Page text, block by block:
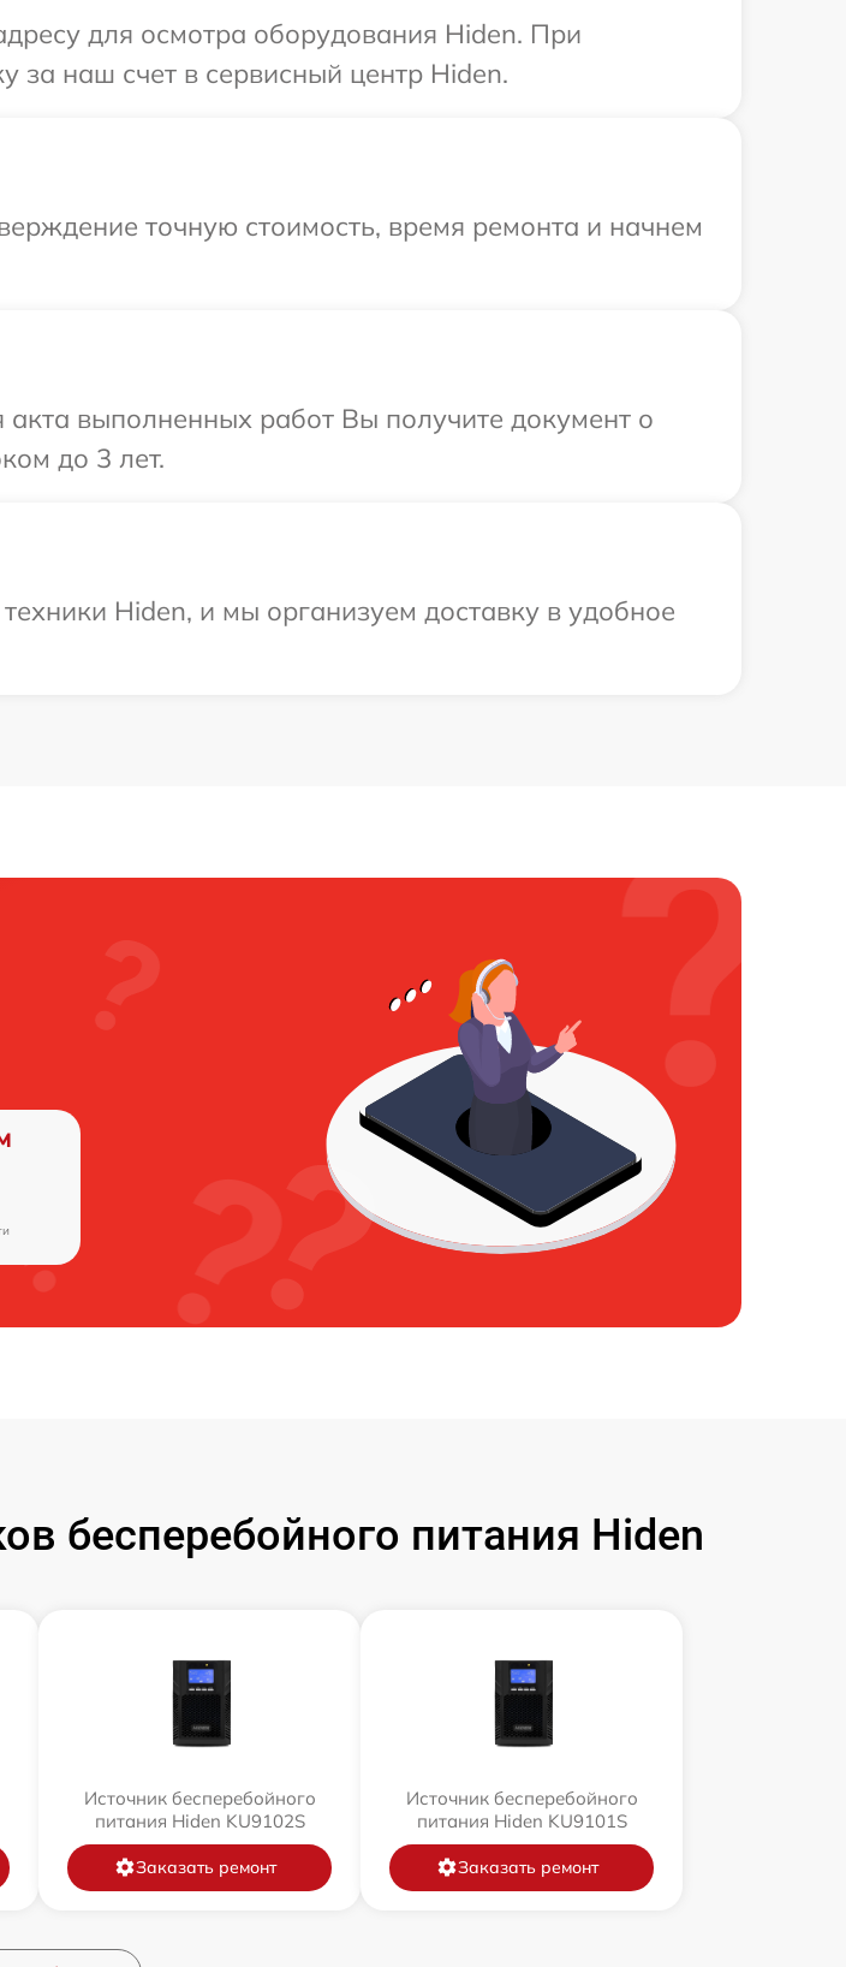
для осмотра оборудования Hiden. При
за наш счет в сервисный центр Hiden.
точную стоимость, время ремонта и начнем
акта выполненных работ Вы получите документ о
до 3 лет.
Hiden, и мы организуем доставку в удобное
бесперебойного питания Hiden
Источник бесперебойного
питания Hiden KU9102S
Заказать ремонт
Источник бесперебойного
питания Hiden KU9101S
Заказать ремонт